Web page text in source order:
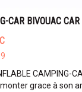
CAR BIVOUAC
CAMPING-
grace à son